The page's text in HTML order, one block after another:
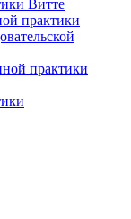
Витте
практики
практики